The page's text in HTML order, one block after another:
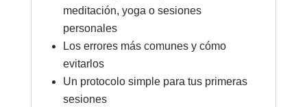
meditación, yoga o sesiones
personales
Los errores más comunes y cómo
evitarlos
Un protocolo simple para tus primeras
sesiones